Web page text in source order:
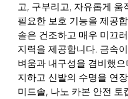
고, 구부리고, 자유롭게 움
필요한 보호 기능을 제공
솔은 건조하고 매우 미끄
지력을 제공합니다. 금속
벼움과 내구성을 겸비했
지하고 신발의 수명을 연
미드솔, 나노 카본 안전 토